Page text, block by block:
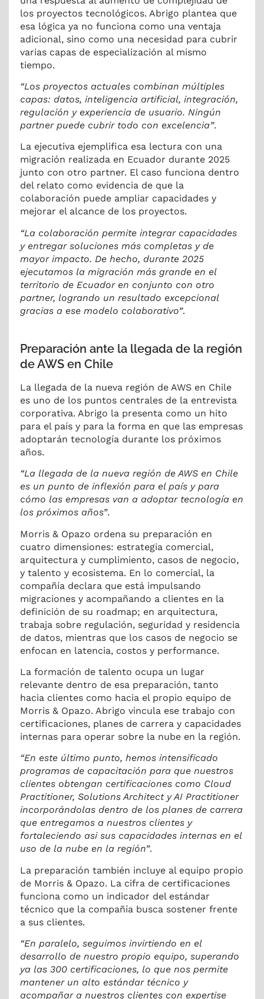
los proyectos tecnológicos. Abrigo plantea que
esa lógica ya no funciona como una ventaja
adicional, sino como una necesidad para cubrir
varias capas de especialización al mismo
tiempo.
“Los proyectos actuales combinan múltiples
capas: datos, inteligencia artificial, integración,
regulación y experiencia de usuario. Ningún
partner puede cubrir todo con excelencia”.
La ejecutiva ejemplifica esa lectura con una
migración realizada en Ecuador durante 2025
junto con otro partner. El caso funciona dentro
del relato como evidencia de que la
colaboración puede ampliar capacidades y
mejorar el alcance de los proyectos.
“La colaboración permite integrar capacidades
y entregar soluciones más completas y de
mayor impacto. De hecho, durante 2025
ejecutamos la migración más grande en el
territorio de Ecuador en conjunto con otro
partner, logrando un resultado excepcional
gracias a ese modelo colaborativo”.
Preparación ante la llegada de la región
de AWS en Chile
La llegada de la nueva región de AWS en Chile
es uno de los puntos centrales de la entrevista
corporativa. Abrigo la presenta como un hito
para el país y para la forma en que las empresas
adoptarán tecnología durante los próximos
años.
“La llegada de la nueva región de AWS en Chile
es un punto de inflexión para el país y para
cómo las empresas van a adoptar tecnología en
los próximos años”.
Morris & Opazo ordena su preparación en
cuatro dimensiones: estrategia comercial,
arquitectura y cumplimiento, casos de negocio,
y talento y ecosistema. En lo comercial, la
compañía declara que está impulsando
migraciones y acompañando a clientes en la
definición de su roadmap; en arquitectura,
trabaja sobre regulación, seguridad y residencia
de datos, mientras que los casos de negocio se
enfocan en latencia, costos y performance.
La formación de talento ocupa un lugar
relevante dentro de esa preparación, tanto
hacia clientes como hacia el propio equipo de
Morris & Opazo. Abrigo vincula ese trabajo con
certificaciones, planes de carrera y capacidades
internas para operar sobre la nube en la región.
“En este último punto, hemos intensificado
programas de capacitación para que nuestros
clientes obtengan certificaciones como Cloud
Practitioner, Solutions Architect y AI Practitioner
incorporándolas dentro de los planes de carrera
que entregamos a nuestros clientes y
fortaleciendo asi sus capacidades internas en el
uso de la nube en la región”.
La preparación también incluye al equipo propio
de Morris & Opazo. La cifra de certificaciones
funciona como un indicador del estándar
técnico que la compañía busca sostener frente
a sus clientes.
“En paralelo, seguimos invirtiendo en el
desarrollo de nuestro propio equipo, superando
ya las 300 certificaciones, lo que nos permite
mantener un alto estándar técnico y
acompañar a nuestros clientes con expertise